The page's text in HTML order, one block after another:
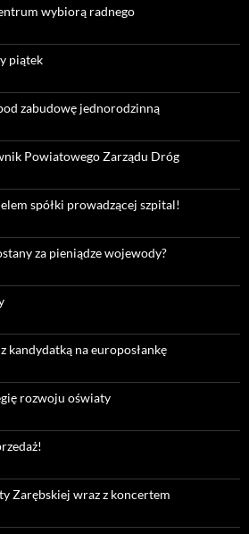
wybiorą radnego
piątek
zabudowę jednorodzinną
Powiatowego Zarządu Dróg
spółki prowadzącej szpital!
za pieniądze wojewody?
kandydatką na europosłankę
rozwoju oświaty
Zarębskiej wraz z koncertem